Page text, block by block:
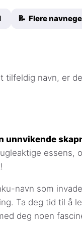
📝 Flere
tilfeldig navn, er
unnvikende
essens,
navn som
Ta deg tid til å
deg noen